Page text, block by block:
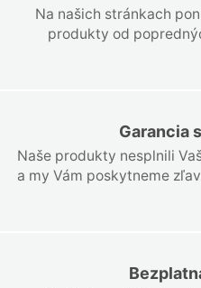
Na našich stránkach
produkty od
Garancia
Naše produkty nesplnili
a my Vám poskytneme